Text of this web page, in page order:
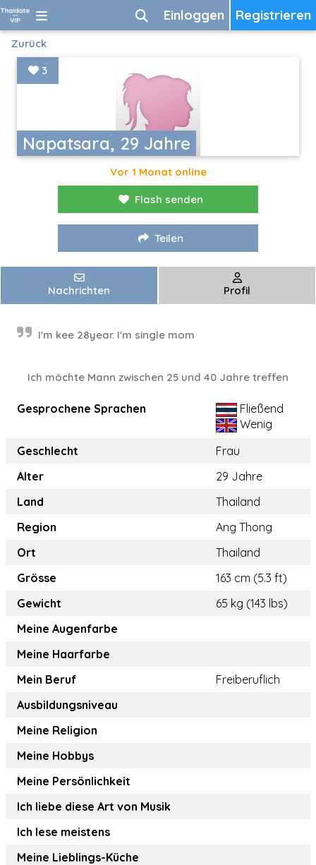
Registrieren
Einloggen
Zurück
Napatsara, 29 Jahre
3
Vor 1 Monat online
Flash senden
Teilen
Nachrichten Profil
I'm kee 28year. I'm single mom
Ich möchte Mann zwischen 25 und 40 Jahre treffen
Gesprochene Sprachen
Fließend
Wenig
Geschlecht
Frau
Alter
29 Jahre
Land
Thailand
Region
Ang Thong
Ort
Thailand
Grösse
163 cm (5.3 ft)
Gewicht
65 kg (143 lbs)
Meine Augenfarbe
Meine Haarfarbe
Mein Beruf
Freiberuflich
Ausbildungsniveau
Meine Religion
Meine Hobbys
Meine Persönlichkeit
Ich liebe diese Art von Musik
Ich lese meistens
Meine Lieblings-Küche